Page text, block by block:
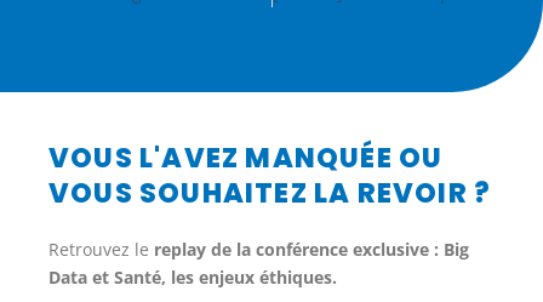
VOUS L'AVEZ MANQUÉE OU
VOUS SOUHAITEZ LA REVOIR ?
Retrouvez le replay de la conférence exclusive : Big
Data et Santé, les enjeux éthiques.